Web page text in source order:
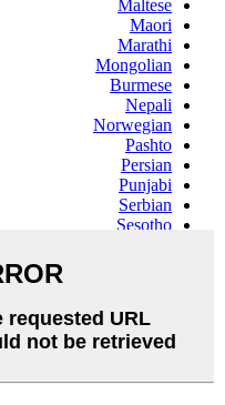
Maltese
Maori
Marathi
Mongolian
Burmese
Nepali
Norwegian
Pashto
Persian
Punjabi
Serbian
Sesotho
Samoan
Scots Gaelic
Sindhi